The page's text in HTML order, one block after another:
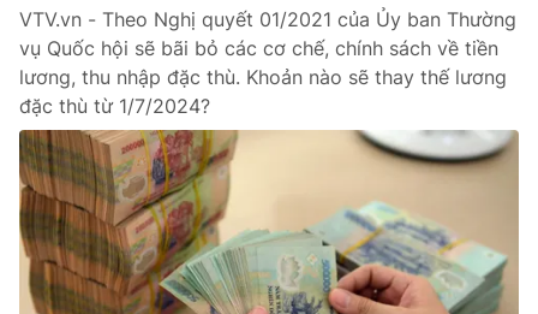
VTV.vn - Theo Nghị quyết 01/2021 của Ủy ban Thường
vụ Quốc hội sẽ bãi bỏ các cơ chế, chính sách về tiền
lương, thu nhập đặc thù. Khoản nào sẽ thay thế lương
đặc thù từ 1/7/2024?